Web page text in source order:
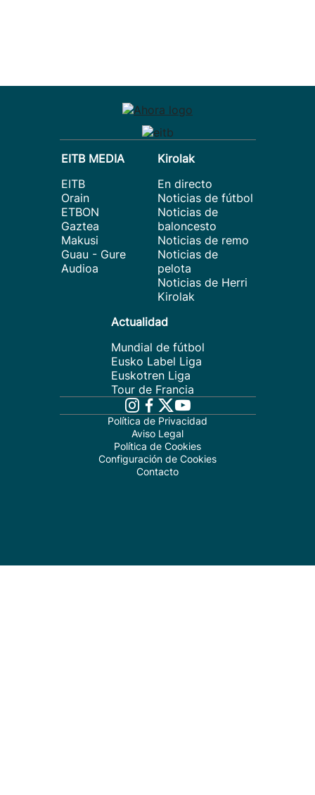
EITB MEDIA
EITB
Orain
ETBON
Gaztea
Makusi
Guau - Gure
Audioa
Kirolak
En directo
Noticias de fútbol
Noticias de
baloncesto
Noticias de remo
Noticias de
pelota
Noticias de Herri
Kirolak
Actualidad
Mundial de fútbol
Eusko Label Liga
Euskotren Liga
Tour de Francia
Política de Privacidad
Aviso Legal
Política de Cookies
Configuración de Cookies
Contacto